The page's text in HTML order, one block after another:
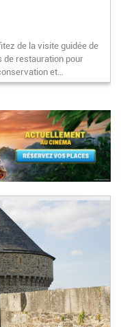
de la visite guidée de
de restauration pour
et…